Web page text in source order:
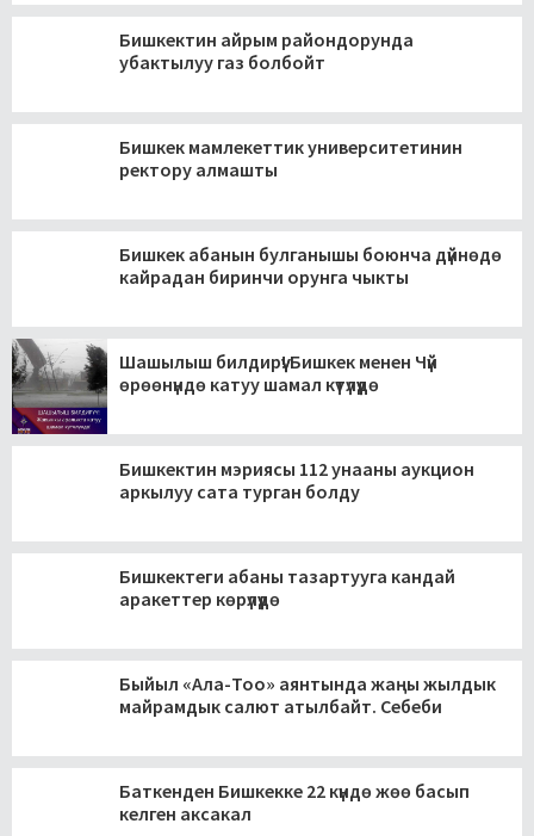
Бишкектин айрым райондорунда
убактылуу газ болбойт
Бишкек мамлекеттик университетинин
ректору алмашты
Бишкек абанын булганышы боюнча дүйнөдө
кайрадан биринчи орунга чыкты
Шашылыш билдирүү! Бишкек менен Чүй
өрөөнүндө катуу шамал күтүлүүдө
Бишкектин мэриясы 112 унааны аукцион
аркылуу сата турган болду
Бишкектеги абаны тазартууга кандай
аракеттер көрүлүүдө
Быйыл «Ала-Тоо» аянтында жаңы жылдык
майрамдык салют атылбайт. Себеби
Баткенден Бишкекке 22 күндө жөө басып
келген аксакал